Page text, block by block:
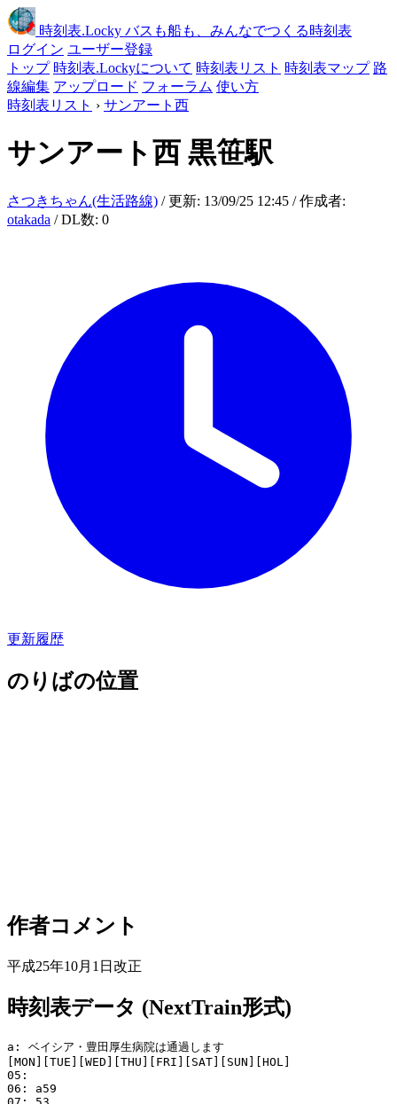
時刻表.Locky バスも船も、みんなでつくる時刻表
ログイン ユーザー登録
トップ 時刻表.Lockyについて 時刻表リスト 時刻表マップ 路
線編集 アップロード フォーラム 使い方
時刻表リスト › サンアート西
サンアート西 黒笹駅
さつきちゃん(生活路線) / 更新: 13/09/25 12:45 / 作成者:
otakada / DL数: 0
更新履歴
のりばの位置
作者コメント
平成25年10月1日改正
時刻表データ (NextTrain形式)
a: ベイシア・豊田厚生病院は通過します
[MON][TUE][WED][THU][FRI][SAT][SUN][HOL]
05:
06: a59